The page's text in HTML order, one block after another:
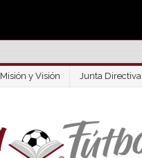
Misión y Visión Junta Directiva